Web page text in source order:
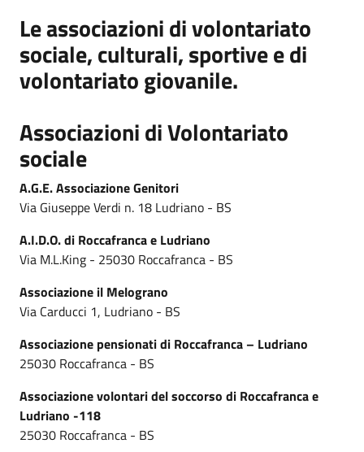
Le associazioni di volontariato
sociale, culturali, sportive e di
volontariato giovanile.
Associazioni di Volontariato
sociale
A.G.E. Associazione Genitori
Via Giuseppe Verdi n. 18 Ludriano - BS
A.I.D.O. di Roccafranca e Ludriano
Via M.L.King - 25030 Roccafranca - BS
Associazione il Melograno
Via Carducci 1, Ludriano - BS
Associazione pensionati di Roccafranca – Ludriano
25030 Roccafranca - BS
Associazione volontari del soccorso di Roccafranca e
Ludriano -118
25030 Roccafranca - BS